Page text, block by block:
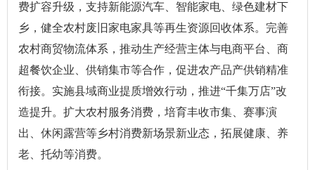
费扩容升级，支持新能源汽车、智能家电、绿色建材下
乡，健全农村废旧家电家具等再生资源回收体系。完善
农村商贸物流体系，推动生产经营主体与电商平台、商
超餐饮企业、供销集市等合作，促进农产品产供销精准
衔接。实施县域商业提质增效行动，推进“千集万店”改
造提升。扩大农村服务消费，培育丰收市集、赛事演
出、休闲露营等乡村消费新场景新业态，拓展健康、养
老、托幼等消费。